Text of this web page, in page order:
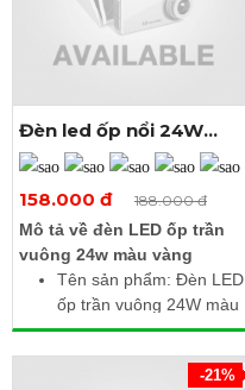
Kích thước: 300 x 300 x
Tiết kiệm điện, bảo vệ
Xem thêm ảnh
Đèn led ốp nổi 24W
vuông màu vàng
158.000 đ
188.000 đ
Mô tả về đèn LED ốp trần
vuông 24w màu vàng
Tên sản phẩm: Đèn LED
ốp trần vuông 24W màu
vàng
Công suất: 24W
Điện áp làm việc: 85 -
-21%